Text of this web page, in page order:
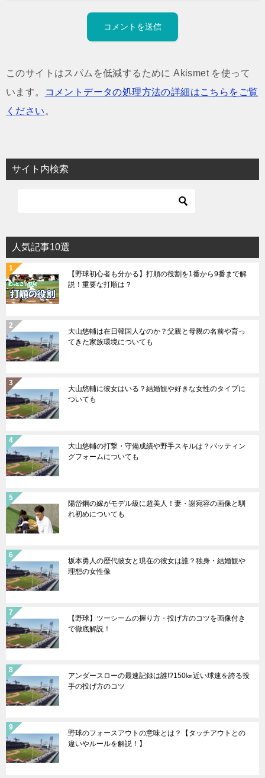
このサイトはスパムを低減するために Akismet を使って
います。
コメントデータの処理方法の詳細はこちらをご覧
ください 。
サイト内検索
人気記事10選
【野球初心者も分かる】打順の役割を1番から9番まで解
説！重要な打順は？
大山悠輔は在日韓国人なのか？父親と母親の名前や育っ
てきた家族環境についても
大山悠輔に彼女はいる？結婚観や好きな女性のタイプに
ついても
大山悠輔の打撃・守備成績や野手スキルは？バッティン
グフォームについても
陽岱鋼の嫁がモデル級に超美人！妻・謝宛容の画像と馴
れ初めについても
坂本勇人の歴代彼女と現在の彼女は誰？独身・結婚観や
理想の女性像
【野球】ツーシームの握り方・投げ方のコツを画像付き
で徹底解説！
アンダースローの最速記録は誰!?150㎞近い球速を誇る投
手の投げ方のコツ
野球のフォースアウトの意味とは？【タッチアウトとの
違いやルールを解説！】